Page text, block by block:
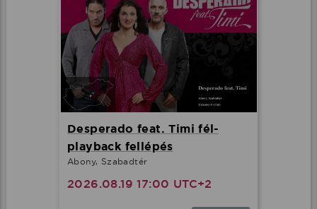
Desperado feat. Timi fél-
playback fellépés
Abony, Szabadtér
2026.08.19 17:00 UTC+2